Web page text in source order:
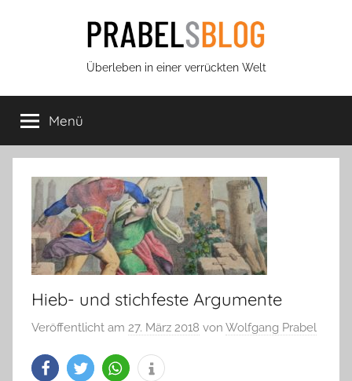
Prabels
Blog
Überleben in einer verrückten Welt
Menü
Hieb- und stichfeste Argumente
Veröffentlicht am 27. März 2018 von Wolfgang Prabel